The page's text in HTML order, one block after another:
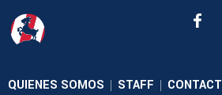
QUIENES SOMOS | STAFF |